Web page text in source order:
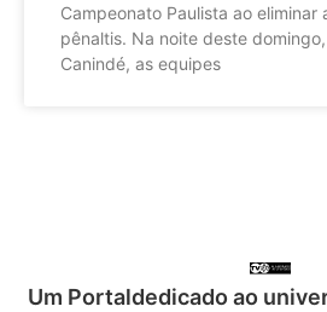
Campeonato Paulista ao eliminar
pênaltis. Na noite deste
Canindé, as equipes
Um Portaldedicado ao